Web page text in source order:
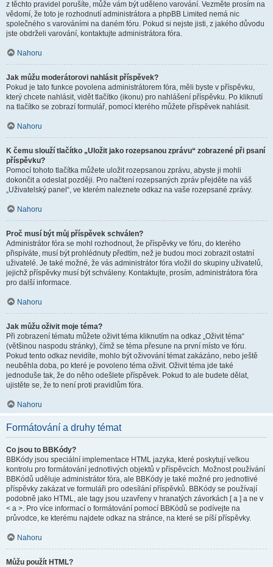
z těchto pravidel porušíte, může vám být uděleno varování. Vezměte prosím na
vědomí, že toto je rozhodnutí administrátora a phpBB Limited nemá nic
společného s varováními na daném fóru. Pokud si nejste jisti, z jakého důvodu
jste obdrželi varování, kontaktujte administrátora fóra.
Nahoru
Jak můžu moderátorovi nahlásit příspěvek?
Pokud je tato funkce povolena administrátorem fóra, měli byste v příspěvku,
který chcete nahlásit, vidět tlačítko (ikonu) pro nahlášení příspěvku. Po kliknutí
na tlačítko se zobrazí formulář, pomocí kterého můžete příspěvek nahlásit.
Nahoru
K čemu slouží tlačítko „Uložit jako rozepsanou zprávu“ zobrazené při psaní
příspěvku?
Pomocí tohoto tlačítka můžete uložit rozepsanou zprávu, abyste ji mohli
dokončit a odeslat později. Pro načtení rozepsaných zpráv přejděte na váš
„Uživatelský panel“, ve kterém naleznete odkaz na vaše rozepsané zprávy.
Nahoru
Proč musí být můj příspěvek schválen?
Administrátor fóra se mohl rozhodnout, že příspěvky ve fóru, do kterého
přispíváte, musí být prohlédnuty předtím, než je budou moci zobrazit ostatní
uživatelé. Je také možné, že vás administrátor fóra vložil do skupiny uživatelů,
jejichž příspěvky musí být schváleny. Kontaktujte, prosím, administrátora fóra
pro další informace.
Nahoru
Jak můžu oživit moje téma?
Při zobrazení tématu můžete oživit téma kliknutím na odkaz „Oživit téma“
(většinou naspodu stránky), čímž se téma přesune na první místo ve fóru.
Pokud tento odkaz nevidíte, mohlo být oživování témat zakázáno, nebo ještě
neuběhla doba, po které je povoleno téma oživit. Oživit téma jde také
jednoduše tak, že do něho odešlete příspěvek. Pokud to ale budete dělat,
ujistěte se, že to není proti pravidlům fóra.
Nahoru
Formátování a druhy témat
Co jsou to BBKódy?
BBKódy jsou speciální implementace HTML jazyka, které poskytují velkou
kontrolu pro formátování jednotlivých objektů v příspěvcích. Možnost používání
BBKódů uděluje administrátor fóra, ale BBKódy je také možné pro jednotlivé
příspěvky zakázat ve formuláři pro odesílání příspěvků. BBKódy se používají
podobně jako HTML, ale tagy jsou uzavřeny v hranatých závorkách [ a ] a ne v
< a >. Pro více informací o formátování pomocí BBKódů se podívejte na
průvodce, ke kterému najdete odkaz na stránce, na které se píší příspěvky.
Nahoru
Můžu použít HTML?